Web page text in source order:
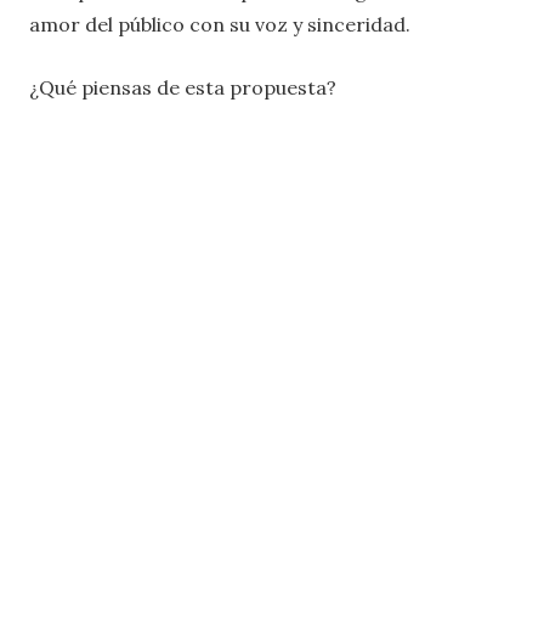
amor del público con su voz y sinceridad.
¿Qué piensas de esta propuesta?